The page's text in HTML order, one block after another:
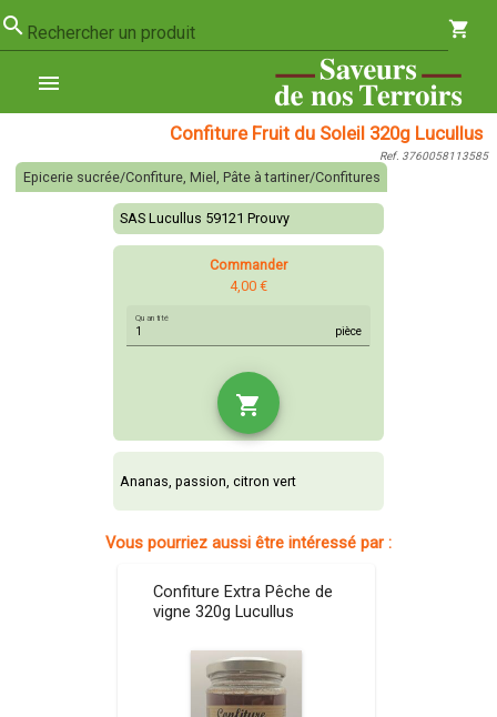
search Rechercher un produit shopping_cart
menu
Confiture Fruit du Soleil 320g Lucullus
Ref. 3760058113585
Epicerie sucrée/Confiture, Miel, Pâte à tartiner/Confitures
SAS Lucullus 59121 Prouvy
Commander
4,00 €
Quantité
pièce
shopping_cart
Ananas, passion, citron vert
Vous pourriez aussi être intéressé par :
Confiture Extra Pêche de
vigne 320g Lucullus